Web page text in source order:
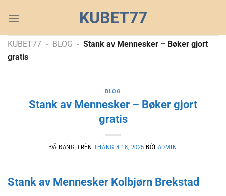
đến
dung
KUBET77
KUBET77 - BLOG - Stank av Mennesker – Bøker gjort
gratis
BLOG
Stank av Mennesker – Bøker gjort
gratis
ĐÃ ĐĂNG TRÊN THÁNG 8 18, 2025 BỞI ADMIN
Stank av Mennesker Kolbjørn Brekstad